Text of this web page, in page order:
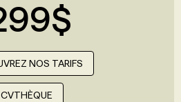
NOS TARIFS
CVTHÈQUE